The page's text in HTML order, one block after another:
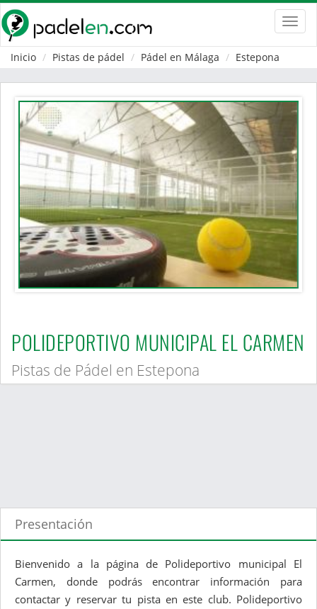
Inicio
Pistas de pádel Pádel en Málaga Estepona
POLIDEPORTIVO MUNICIPAL EL CARMEN
Pistas de Pádel en Estepona
Presentación
Bienvenido a la página de Polideportivo municipal El
Carmen, donde podrás encontrar información para
contactar y reservar tu pista en este club. Polideportivo